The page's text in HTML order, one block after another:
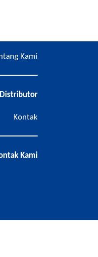
Kami
Kontak
Kami